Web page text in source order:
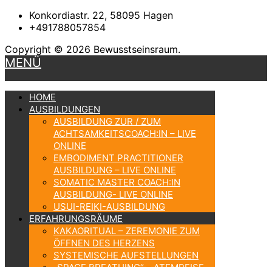
Konkordiastr. 22, 58095 Hagen
+491788057854
Copyright © 2026 Bewusstseinsraum.
MENÜ
HOME
AUSBILDUNGEN
AUSBILDUNG ZUR / ZUM
ACHTSAMKEITSCOACH:IN – LIVE
ONLINE
EMBODIMENT PRACTITIONER
AUSBILDUNG – LIVE ONLINE
SOMATIC MASTER COACH:IN
AUSBILDUNG- LIVE ONLINE
USUI-REIKI-AUSBILDUNG
ERFAHRUNGSRÄUME
KAKAORITUAL – ZEREMONIE ZUM
ÖFFNEN DES HERZENS
SYSTEMISCHE AUFSTELLUNGEN